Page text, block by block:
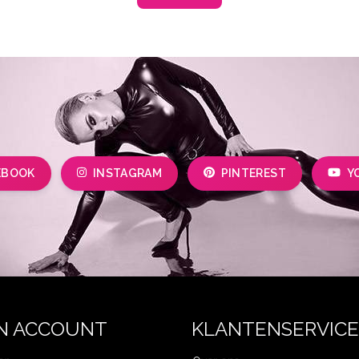
INSTAGRAM PINTEREST
ACCOUNT KLANTENSERVICE